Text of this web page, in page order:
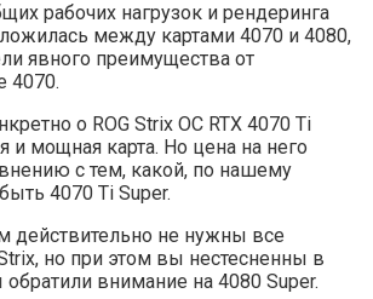
рабочих нагрузок и рендеринга
между картами 4070 и 4080,
явного преимущества от
4070.
о ROG Strix OC RTX 4070 Ti
и мощная карта. Но цена на него
с тем, какой, по нашему
4070 Ti Super.
действительно не нужны все
но при этом вы нестесненны в
внимание на 4080 Super.